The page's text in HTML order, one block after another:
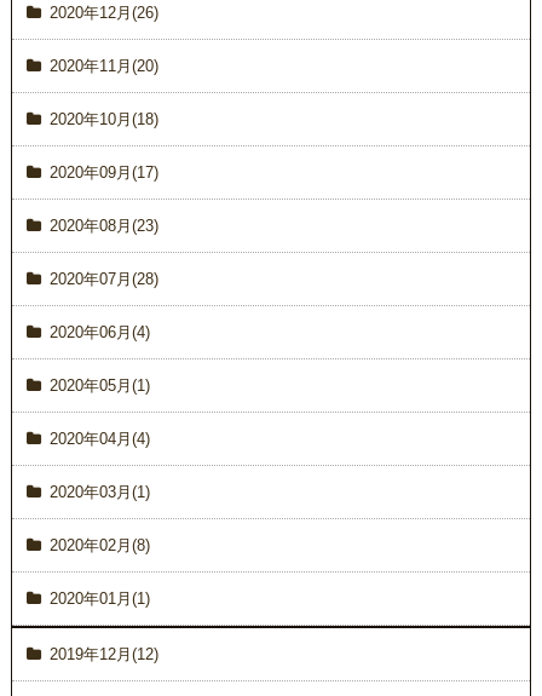
2020年12月(26)
2020年11月(20)
2020年10月(18)
2020年09月(17)
2020年08月(23)
2020年07月(28)
2020年06月(4)
2020年05月(1)
2020年04月(4)
2020年03月(1)
2020年02月(8)
2020年01月(1)
2019年12月(12)